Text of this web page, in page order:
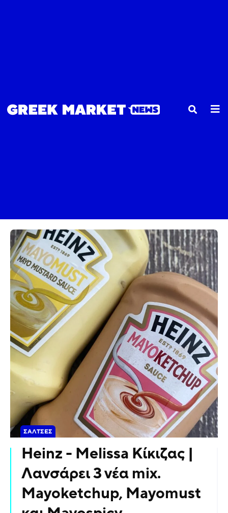
ΣΆΛΤΣΕΣ
Heinz - Melissa Κίκιζας |
Λανσάρει 3 νέα mix.
Mayoketchup, Mayomust